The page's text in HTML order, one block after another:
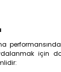
için